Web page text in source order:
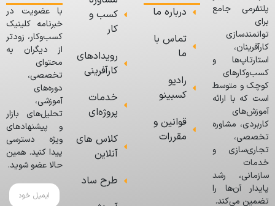
پلتفرمی جامع
برای
توانمندسازی
کارآفرینان،
استارتاپ‌ها و
کسب‌وکارهای
کوچک و متوسط
است که با ارائه
آموزش‌های
کاربردی، مشاوره
تخصصی،
تجاری‌سازی و
خدمات
سازمانی، رشد
پایدار آن‌ها را
تضمین می‌کند.
درباره ما
تماس با
ما
رادیو
کسبینو
قوانین و
مقررات
کسب و
کار
رویدادهای
کارآفرینی
خدمات
پروژه‌ای
کلاس های
آنلاین
طرح ساد
با عضویت در
خبرنامه کلینیک
کسب‌وکار، زودتر
از دیگران به
محتوای
تخصصی،
دوره‌های
آموزشی،
تحلیل‌های بازار
و پیشنهادهای
ویژه دسترسی
پیدا کنید. همین
حالا عضو شوید.